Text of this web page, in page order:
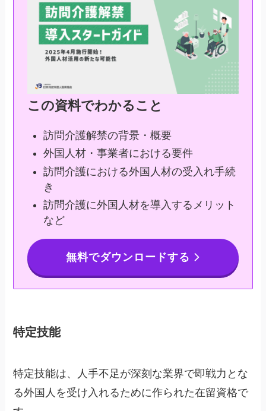
この資料でわかること
訪問介護解禁の背景・概要
外国人材・事業者における要件
訪問介護における外国人材の受入れ手続
き
訪問介護に外国人材を導入するメリット
など
無料でダウンロードする
特定技能
特定技能は、人手不足が深刻な業界で即戦力とな
る外国人を受け入れるために作られた在留資格で